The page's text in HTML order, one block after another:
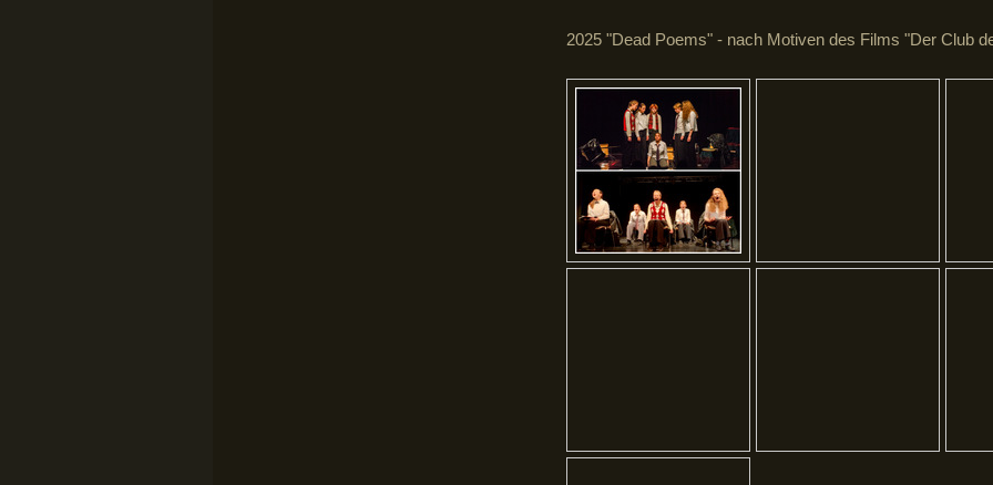
2025 "Dead Poems" - nach Motiven des Films "Der Club